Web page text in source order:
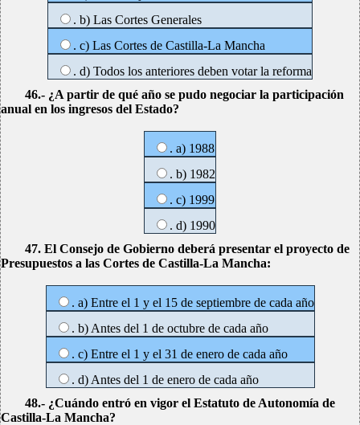
. b) Las Cortes Generales
. c) Las Cortes de Castilla-La Mancha
. d) Todos los anteriores deben votar la reforma
46.- ¿A partir de qué año se pudo negociar la participación
anual en los ingresos del Estado?
. a) 1988
. b) 1982
. c) 1999
. d) 1990
47. El Consejo de Gobierno deberá presentar el proyecto de
Presupuestos a las Cortes de Castilla-La Mancha:
. a) Entre el 1 y el 15 de septiembre de cada año
. b) Antes del 1 de octubre de cada año
. c) Entre el 1 y el 31 de enero de cada año
. d) Antes del 1 de enero de cada año
48.- ¿Cuándo entró en vigor el Estatuto de Autonomía de
Castilla-La Mancha?